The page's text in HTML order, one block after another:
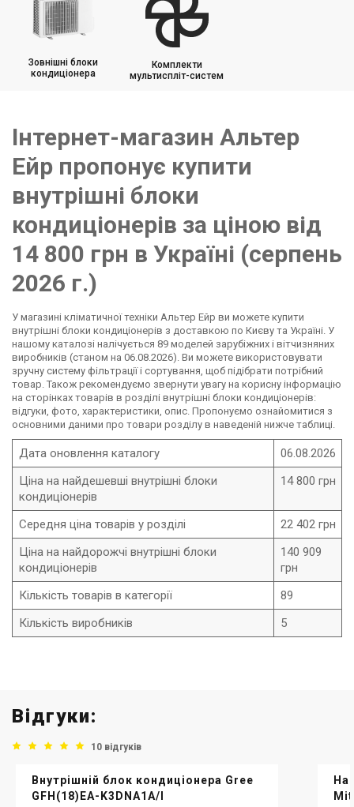
Зовнішні блоки
кондиціонера
Комплекти
мультиспліт-систем
Інтернет-магазин Альтер
Ейр пропонує купити
внутрішні блоки
кондиціонерів за ціною від
14 800 грн в Україні (серпень
2026 г.)
У магазині кліматичної техніки Альтер Ейр ви можете купити
внутрішні блоки кондиціонерів з доставкою по Києву та Україні. У
нашому каталозі налічується 89 моделей зарубіжних і вітчизняних
виробників (станом на 06.08.2026). Ви можете використовувати
зручну систему фільтрації і сортування, щоб підібрати потрібний
товар. Також рекомендуємо звернути увагу на корисну інформацію
на сторінках товарів в розділі внутрішні блоки кондиціонерів:
відгуки, фото, характеристики, опис. Пропонуємо ознайомитися з
основними даними про товари розділу в наведеній нижче таблиці.
Дата оновлення каталогу
06.08.2026
Ціна на найдешевші внутрішні блоки
кондиціонерів
14 800 грн
Середня ціна товарів у розділі
22 402 грн
Ціна на найдорожчі внутрішні блоки
кондиціонерів
140 909
грн
Кількість товарів в категорії
89
Кількість виробників
5
Відгуки:
10 відгуків
Внутрішній блок кондиціонера Gree
GFH(18)EA-K3DNA1A/I